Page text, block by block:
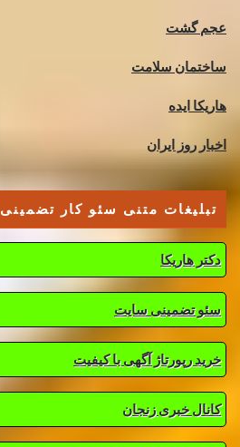
عجم گشت
ساختمان سلامت
هاریکا ایده
اخبار روز ایران
تبلیغات متنی سئو کار تضمینی
دکتر هاریکا
سئو تضمینی سایت
خرید رپورتاژ آگهی با کیفیت
کانال خبری زنجان